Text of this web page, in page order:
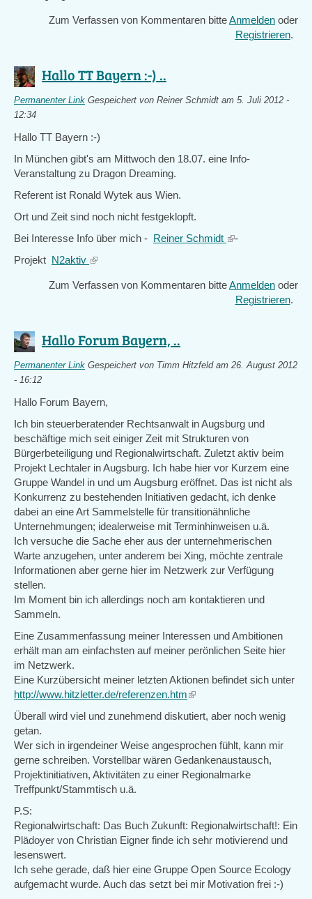
Zum Verfassen von Kommentaren bitteAnmelden oder
Registrieren.
Hallo TT Bayern :-) ..
Permanenter Link Gespeichert von Reiner Schmidt am 5. Juli 2012 -
12:34
Hallo TT Bayern :-)
In München gibt's am Mittwoch den 18.07. eine Info-
Veranstaltung zu Dragon Dreaming.
Referent ist Ronald Wytek aus Wien.
Ort und Zeit sind noch nicht festgeklopft.
Bei Interesse Info über mich - Reiner Schmidt (link
-
Projekt N2aktiv (link
external)
Zum Verfassen von Kommentaren bitteAnmelden oder
Registrieren.
Hallo Forum Bayern, ..
Permanenter Link Gespeichert von Timm Hitzfeldam 26. August 2012
- 16:12
Hallo Forum Bayern,
Ich bin steuerberatender Rechtsanwalt in Augsburg und
beschäftige mich seit einiger Zeit mit Strukturen von
Bürgerbeteiligung und Regionalwirtschaft. Zuletzt aktiv beim
Projekt Lechtaler in Augsburg. Ich habe hier vor Kurzem eine
Gruppe Wandel in und um Augsburg eröffnet. Das ist nicht als
Konkurrenz zu bestehenden Initiativen gedacht, ich denke
dabei an eine Art Sammelstelle für transitionähnliche
Unternehmungen; idealerweise mit Terminhinweisen u.ä.
Ich versuche die Sache eher aus der unternehmerischen
Warte anzugehen, unter anderem bei Xing, möchte zentrale
Informationen aber gerne hier im Netzwerk zur Verfügung
stellen.
Im Moment bin ich allerdings noch am kontaktieren und
Sammeln.
Eine Zusammenfassung meiner Interessen und Ambitionen
erhält man am einfachsten auf meiner perönlichen Seite hier
im Netzwerk.
Eine Kurzübersicht meiner letzten Aktionen befindet sich unter
http://www.hitzletter.de/referenzen.htm(link
external)
Überall wird viel und zunehmend diskutiert, aber noch wenig
getan.
Wer sich in irgendeiner Weise angesprochen fühlt, kann mir
gerne schreiben. Vorstellbar wären Gedankenaustausch,
Projektinitiativen, Aktivitäten zu einer Regionalmarke
Treffpunkt/Stammtisch u.ä.
P.S:
Regionalwirtschaft: Das Buch Zukunft: Regionalwirtschaft!: Ein
Plädoyer von Christian Eigner finde ich sehr motivierend und
lesenswert.
Ich sehe gerade, daß hier eine Gruppe Open Source Ecology
aufgemacht wurde. Auch das setzt bei mir Motivation frei :-)